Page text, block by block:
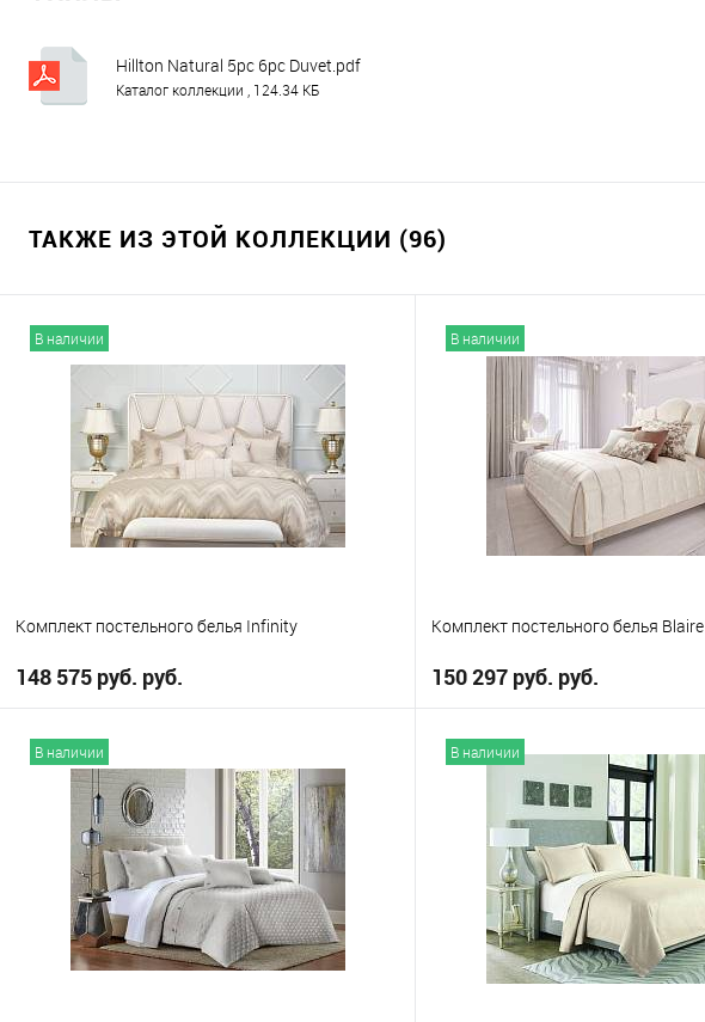
Hillton Natural 5pc 6pc Duvet.pdf
Каталог коллекции , 124.34 КБ
ТАКЖЕ ИЗ ЭТОЙ КОЛЛЕКЦИИ (96)
В наличии
Комплект постельного белья Infinity
148 575 руб. руб.
В избранное
Выберите
King Queen
В наличии
Комплект постельного белья Blaire
150 297 руб. руб.
В избранное
Выберите
King
В наличии В наличии